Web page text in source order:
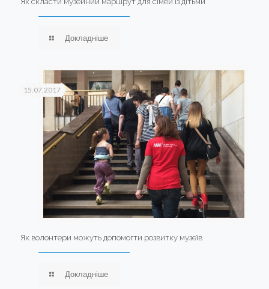
Докладніше
15.07.2017
Як волонтери можуть допомогти розвитку музеїв
Докладніше